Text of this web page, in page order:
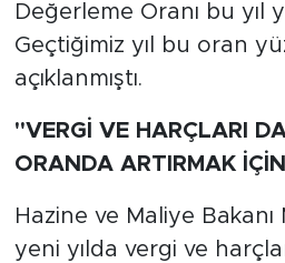
Değerleme Oranı bu yıl
Geçtiğimiz yıl bu oran
açıklanmıştı.
"VERGİ VE HARÇLARI
ORANDA ARTIRMAK
Hazine ve Maliye
yeni yılda vergi ve